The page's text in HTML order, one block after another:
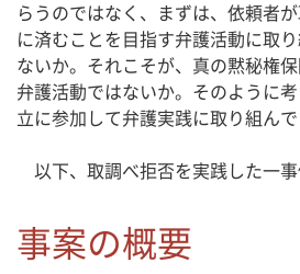
らうのではなく、まずは、依頼者
に済むことを目指す弁護活動に取
ないか。それこそが、真の黙秘権
弁護活動ではないか。そのように
立に参加して弁護実践に取り組んで
以下、取調べ拒否を実践した一事
事案の概要